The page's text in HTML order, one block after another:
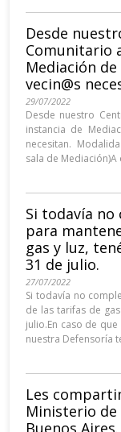
Desde
Comunitario
Mediación
vecin@s
29/07/2022
Desde nuestro
instancia de
necesitan.
sala de Mediación)A
Si todavía
para
gas y luz,
31 de julio.
27/07/2022
Si todavía no
de las tarifas de
julio.En caso de
nuestra Defensoría
Les
Ministerio de
Buenos Aires.